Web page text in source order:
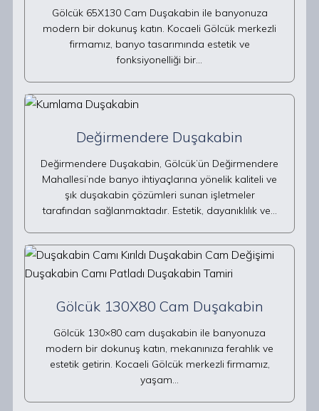
Gölcük 65X130 Cam Duşakabin ile banyonuza
modern bir dokunuş katın. Kocaeli Gölcük merkezli
firmamız, banyo tasarımında estetik ve
fonksiyonelliği bir…
Değirmendere Duşakabin
Değirmendere Duşakabin, Gölcük’ün Değirmendere
Mahallesi’nde banyo ihtiyaçlarına yönelik kaliteli ve
şık duşakabin çözümleri sunan işletmeler
tarafından sağlanmaktadır. Estetik, dayanıklılık ve…
Gölcük 130X80 Cam Duşakabin
Gölcük 130×80 cam duşakabin ile banyonuza
modern bir dokunuş katın, mekanınıza ferahlık ve
estetik getirin. Kocaeli Gölcük merkezli firmamız,
yaşam…